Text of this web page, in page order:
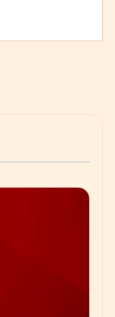
sector